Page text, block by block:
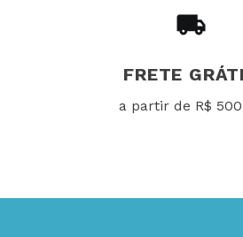
FRETE
a partir de R$